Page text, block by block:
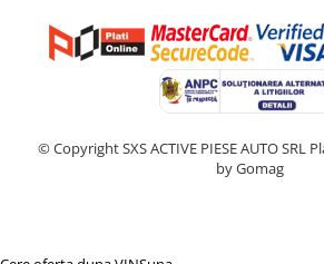
© Copyright SXS ACTIVE PIESE AUTO SRL
by Gomag